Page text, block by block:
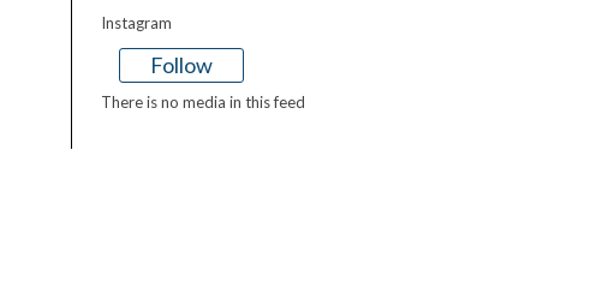
Instagram
Follow
There is no media in this feed